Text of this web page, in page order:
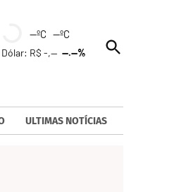
--ºC --ºC
Dólar: R$ -,----.--%
Open
Search
ULTIMAS NOTÍCIAS